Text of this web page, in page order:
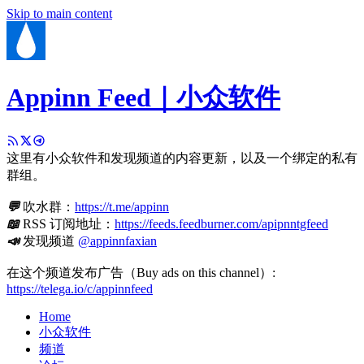
Skip to main content
Appinn Feed｜小众软件
这里有小众软件和发现频道的内容更新，以及一个绑定的私有
群组。
💬吹水群： https://t.me/appinn
📖RSS 订阅地址： https://feeds.feedburner.com/apipnntgfeed
📣发现频道 @appinnfaxian
在这个频道发布广告（Buy ads on this channel）:
https://telega.io/c/appinnfeed
Home
小众软件
频道